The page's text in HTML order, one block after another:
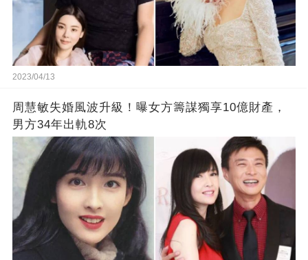
2023/04/13
周慧敏失婚風波升級！曝女方籌謀獨享10億財產，
男方34年出軌8次